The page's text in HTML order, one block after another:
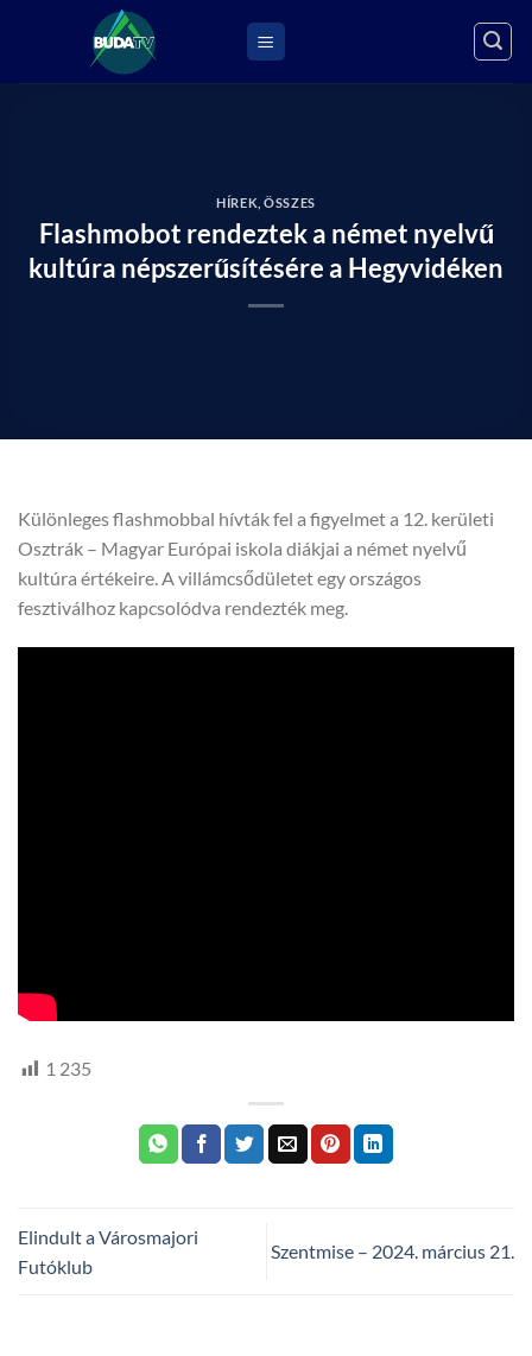
HÍREK ,ÖSSZES
Flashmobot rendeztek a német nyelvű
kultúra népszerűsítésére a Hegyvidéken
Különleges flashmobbal hívták fel a figyelmet a 12. kerületi
Osztrák – Magyar Európai iskola diákjai a német nyelvű
kultúra értékeire. A villámcsődületet egy országos
fesztiválhoz kapcsolódva rendezték meg.
1 235
Elindult a Városmajori
Futóklub
Szentmise – 2024. március 21.